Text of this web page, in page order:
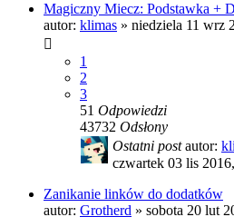
Magiczny Miecz: Podstawka +
autor: klimas » niedziela 11 wrz
1
2
3
51 Odpowiedzi
43732 Odsłony
Ostatni postautor:
czwartek 03 lis
Zanikanie linków do dodatków
autor: Grotherd » sobota 20 lut